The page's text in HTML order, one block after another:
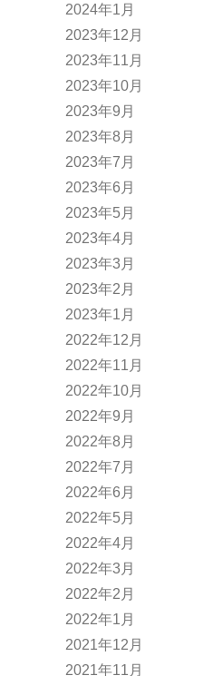
2024年1月
2023年12月
2023年11月
2023年10月
2023年9月
2023年8月
2023年7月
2023年6月
2023年5月
2023年4月
2023年3月
2023年2月
2023年1月
2022年12月
2022年11月
2022年10月
2022年9月
2022年8月
2022年7月
2022年6月
2022年5月
2022年4月
2022年3月
2022年2月
2022年1月
2021年12月
2021年11月